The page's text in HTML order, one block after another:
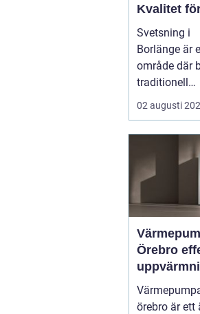
Kvalitet
industri och
Svetsning i
Borlänge är
område där
traditionell
02 augusti
Örebro effektiv
hus och
fastigheter
örebro är ett